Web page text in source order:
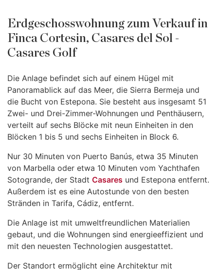
Erdgeschosswohnung zum Verkauf in
Finca Cortesin, Casares del Sol -
Casares Golf
Die Anlage befindet sich auf einem Hügel mit
Panoramablick auf das Meer, die Sierra Bermeja und
die Bucht von Estepona. Sie besteht aus insgesamt 51
Zwei- und Drei-Zimmer-Wohnungen und Penthäusern,
verteilt auf sechs Blöcke mit neun Einheiten in den
Blöcken 1 bis 5 und sechs Einheiten in Block 6.
Nur 30 Minuten von Puerto Banús, etwa 35 Minuten
von Marbella oder etwa 10 Minuten vom Yachthafen
Sotogrande, der Stadt Casares und Estepona entfernt.
Außerdem ist es eine Autostunde von den besten
Stränden in Tarifa, Cádiz, entfernt.
Die Anlage ist mit umweltfreundlichen Materialien
gebaut, und die Wohnungen sind energieeffizient und
mit den neuesten Technologien ausgestattet.
Der Standort ermöglicht eine Architektur mit